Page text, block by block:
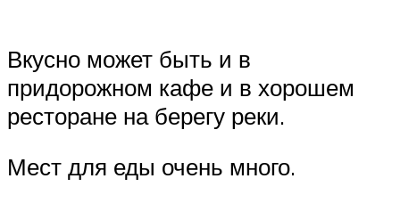
Вкусно может быть и в
придорожном кафе и в хорошем
ресторане на берегу реки.
Мест для еды очень много.